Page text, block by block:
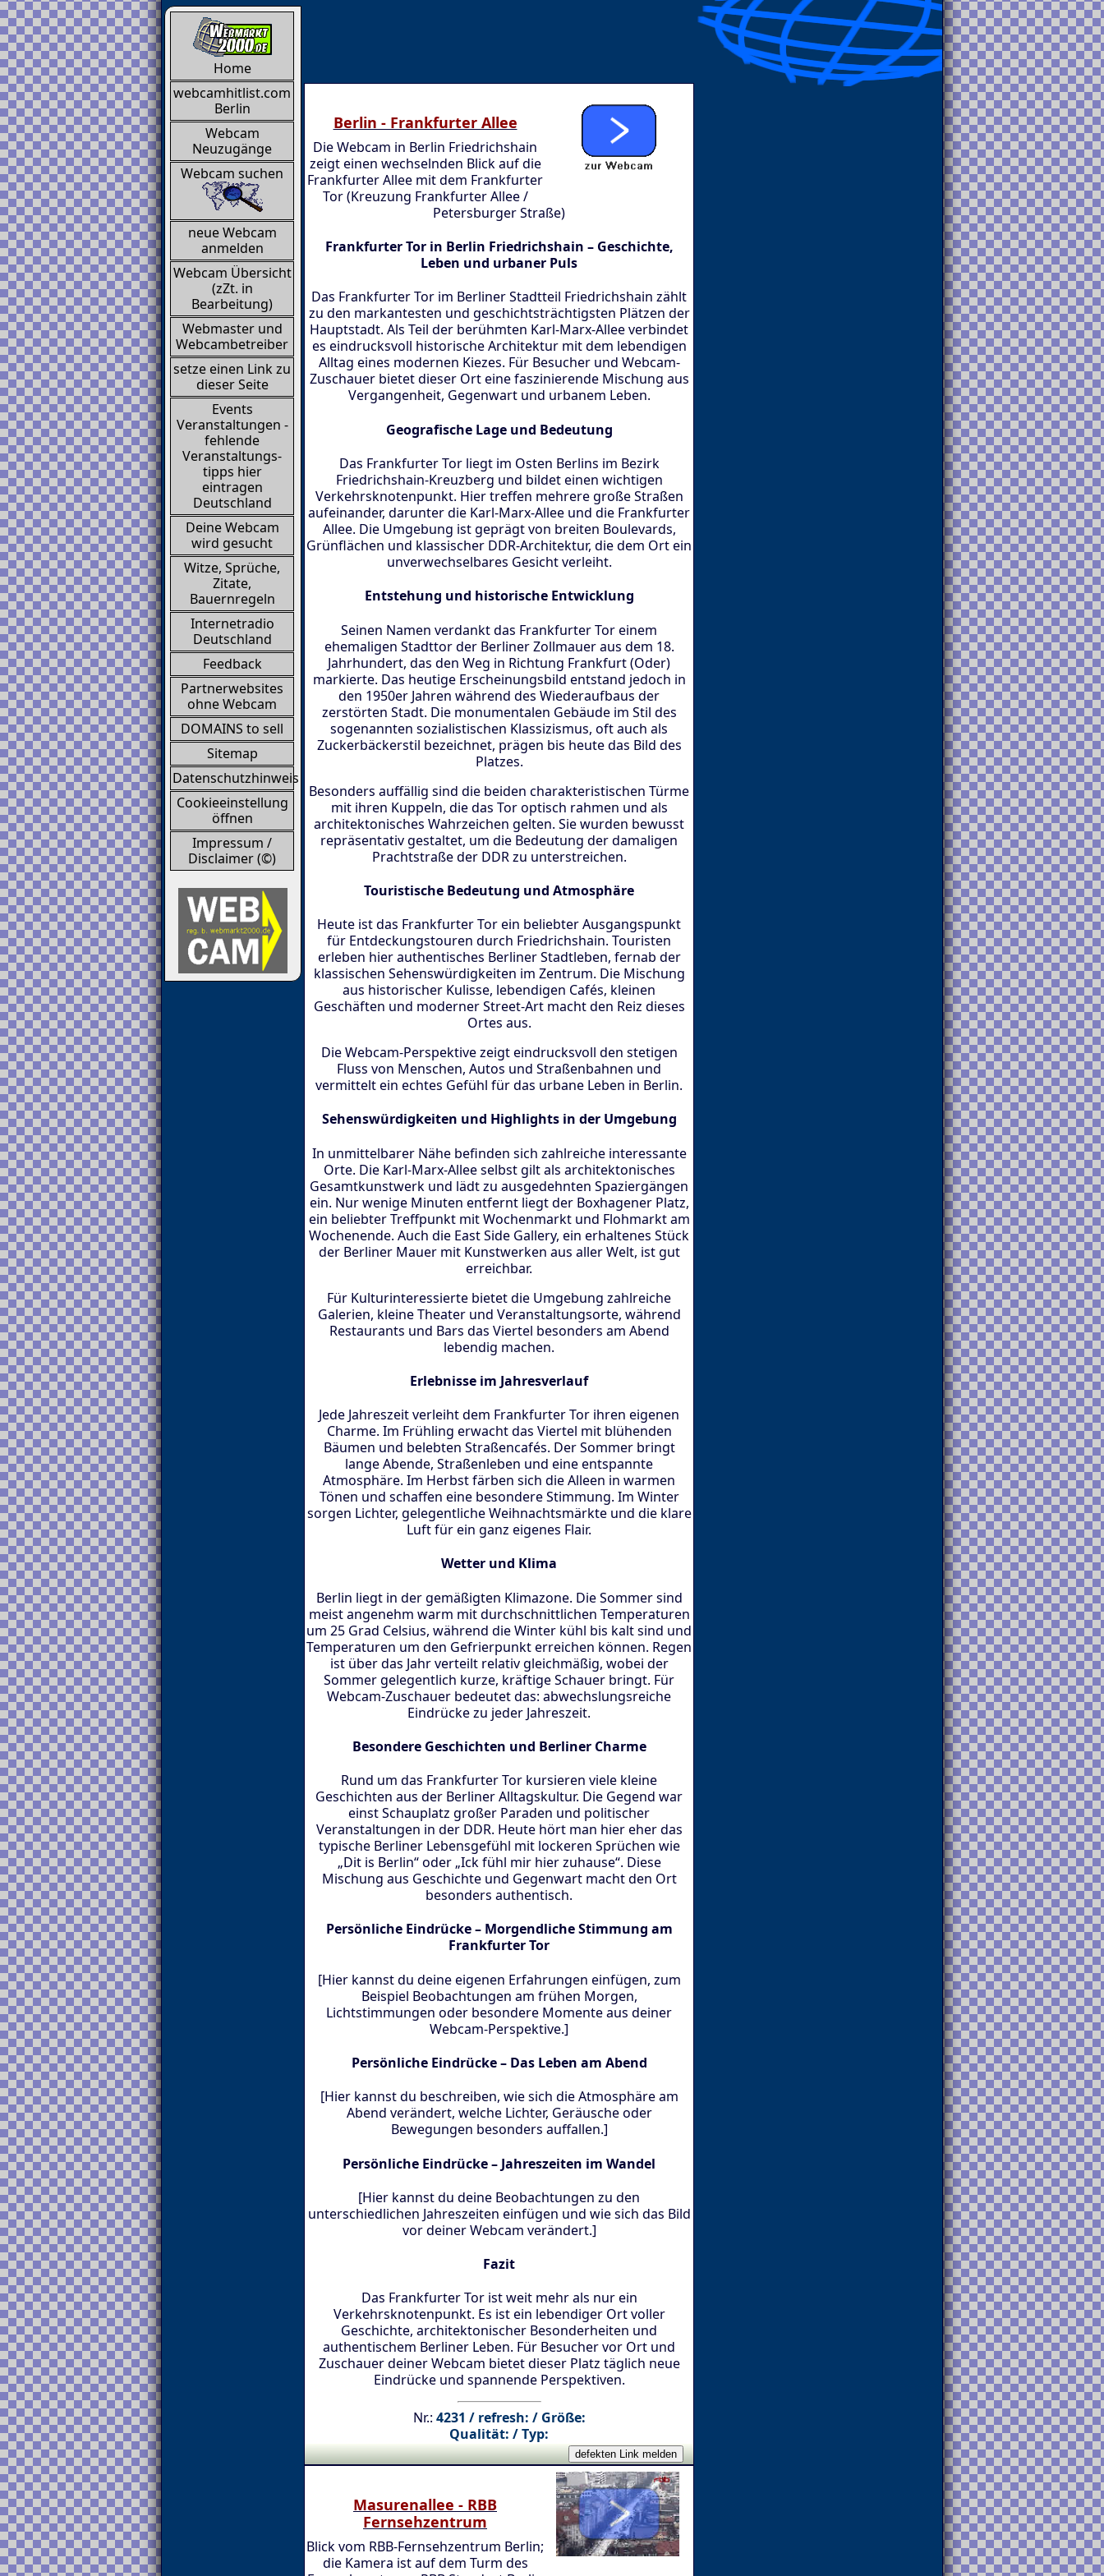
Home
webcamhitlist.com
Berlin
Webcam
Neuzugänge
Webcam suchen
neue Webcam
anmelden
Webcam Übersicht
(zZt. in
Bearbeitung)
Webmaster und
Webcambetreiber
setze einen Link zu
dieser Seite
Events
Veranstaltungen -
fehlende
Veranstaltungs-
tipps hier
eintragen
Deutschland
Deine Webcam
wird gesucht
Witze, Sprüche,
Zitate,
Bauernregeln
Internetradio
Deutschland
Feedback
Partnerwebsites
ohne Webcam
DOMAINS to sell
Sitemap
Datenschutzhinweis
Cookieeinstellung
öffnen
Impressum /
Disclaimer (©)
Berlin - Frankfurter Allee
Die Webcam in Berlin Friedrichshain
zeigt einen wechselnden Blick auf die
Frankfurter Allee mit dem Frankfurter
Tor (Kreuzung Frankfurter Allee /
Petersburger Straße)
Frankfurter Tor in Berlin Friedrichshain – Geschichte,
Leben und urbaner Puls
Das Frankfurter Tor im Berliner Stadtteil Friedrichshain zählt
zu den markantesten und geschichtsträchtigsten Plätzen der
Hauptstadt. Als Teil der berühmten Karl-Marx-Allee verbindet
es eindrucksvoll historische Architektur mit dem lebendigen
Alltag eines modernen Kiezes. Für Besucher und Webcam-
Zuschauer bietet dieser Ort eine faszinierende Mischung aus
Vergangenheit, Gegenwart und urbanem Leben.
Geografische Lage und Bedeutung
Das Frankfurter Tor liegt im Osten Berlins im Bezirk
Friedrichshain-Kreuzberg und bildet einen wichtigen
Verkehrsknotenpunkt. Hier treffen mehrere große Straßen
aufeinander, darunter die Karl-Marx-Allee und die Frankfurter
Allee. Die Umgebung ist geprägt von breiten Boulevards,
Grünflächen und klassischer DDR-Architektur, die dem Ort ein
unverwechselbares Gesicht verleiht.
Entstehung und historische Entwicklung
Seinen Namen verdankt das Frankfurter Tor einem
ehemaligen Stadttor der Berliner Zollmauer aus dem 18.
Jahrhundert, das den Weg in Richtung Frankfurt (Oder)
markierte. Das heutige Erscheinungsbild entstand jedoch in
den 1950er Jahren während des Wiederaufbaus der
zerstörten Stadt. Die monumentalen Gebäude im Stil des
sogenannten sozialistischen Klassizismus, oft auch als
Zuckerbäckerstil bezeichnet, prägen bis heute das Bild des
Platzes.
Besonders auffällig sind die beiden charakteristischen Türme
mit ihren Kuppeln, die das Tor optisch rahmen und als
architektonisches Wahrzeichen gelten. Sie wurden bewusst
repräsentativ gestaltet, um die Bedeutung der damaligen
Prachtstraße der DDR zu unterstreichen.
Touristische Bedeutung und Atmosphäre
Heute ist das Frankfurter Tor ein beliebter Ausgangspunkt
für Entdeckungstouren durch Friedrichshain. Touristen
erleben hier authentisches Berliner Stadtleben, fernab der
klassischen Sehenswürdigkeiten im Zentrum. Die Mischung
aus historischer Kulisse, lebendigen Cafés, kleinen
Geschäften und moderner Street-Art macht den Reiz dieses
Ortes aus.
Die Webcam-Perspektive zeigt eindrucksvoll den stetigen
Fluss von Menschen, Autos und Straßenbahnen und
vermittelt ein echtes Gefühl für das urbane Leben in Berlin.
Sehenswürdigkeiten und Highlights in der Umgebung
In unmittelbarer Nähe befinden sich zahlreiche interessante
Orte. Die Karl-Marx-Allee selbst gilt als architektonisches
Gesamtkunstwerk und lädt zu ausgedehnten Spaziergängen
ein. Nur wenige Minuten entfernt liegt der Boxhagener Platz,
ein beliebter Treffpunkt mit Wochenmarkt und Flohmarkt am
Wochenende. Auch die East Side Gallery, ein erhaltenes Stück
der Berliner Mauer mit Kunstwerken aus aller Welt, ist gut
erreichbar.
Für Kulturinteressierte bietet die Umgebung zahlreiche
Galerien, kleine Theater und Veranstaltungsorte, während
Restaurants und Bars das Viertel besonders am Abend
lebendig machen.
Erlebnisse im Jahresverlauf
Jede Jahreszeit verleiht dem Frankfurter Tor ihren eigenen
Charme. Im Frühling erwacht das Viertel mit blühenden
Bäumen und belebten Straßencafés. Der Sommer bringt
lange Abende, Straßenleben und eine entspannte
Atmosphäre. Im Herbst färben sich die Alleen in warmen
Tönen und schaffen eine besondere Stimmung. Im Winter
sorgen Lichter, gelegentliche Weihnachtsmärkte und die klare
Luft für ein ganz eigenes Flair.
Wetter und Klima
Berlin liegt in der gemäßigten Klimazone. Die Sommer sind
meist angenehm warm mit durchschnittlichen Temperaturen
um 25 Grad Celsius, während die Winter kühl bis kalt sind und
Temperaturen um den Gefrierpunkt erreichen können. Regen
ist über das Jahr verteilt relativ gleichmäßig, wobei der
Sommer gelegentlich kurze, kräftige Schauer bringt. Für
Webcam-Zuschauer bedeutet das: abwechslungsreiche
Eindrücke zu jeder Jahreszeit.
Besondere Geschichten und Berliner Charme
Rund um das Frankfurter Tor kursieren viele kleine
Geschichten aus der Berliner Alltagskultur. Die Gegend war
einst Schauplatz großer Paraden und politischer
Veranstaltungen in der DDR. Heute hört man hier eher das
typische Berliner Lebensgefühl mit lockeren Sprüchen wie
„Dit is Berlin“ oder „Ick fühl mir hier zuhause“. Diese
Mischung aus Geschichte und Gegenwart macht den Ort
besonders authentisch.
Persönliche Eindrücke – Morgendliche Stimmung am
Frankfurter Tor
[Hier kannst du deine eigenen Erfahrungen einfügen, zum
Beispiel Beobachtungen am frühen Morgen,
Lichtstimmungen oder besondere Momente aus deiner
Webcam-Perspektive.]
Persönliche Eindrücke – Das Leben am Abend
[Hier kannst du beschreiben, wie sich die Atmosphäre am
Abend verändert, welche Lichter, Geräusche oder
Bewegungen besonders auffallen.]
Persönliche Eindrücke – Jahreszeiten im Wandel
[Hier kannst du deine Beobachtungen zu den
unterschiedlichen Jahreszeiten einfügen und wie sich das Bild
vor deiner Webcam verändert.]
Fazit
Das Frankfurter Tor ist weit mehr als nur ein
Verkehrsknotenpunkt. Es ist ein lebendiger Ort voller
Geschichte, architektonischer Besonderheiten und
authentischem Berliner Leben. Für Besucher vor Ort und
Zuschauer deiner Webcam bietet dieser Platz täglich neue
Eindrücke und spannende Perspektiven.
Nr.: 4231 / refresh: / Größe:
Qualität: / Typ:
Masurenallee - RBB
Fernsehzentrum
Blick vom RBB-Fernsehzentrum Berlin;
die Kamera ist auf dem Turm des